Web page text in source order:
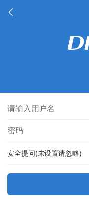
安全提问(未设置请忽略)